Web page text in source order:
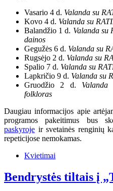
Vasario 4 d. Valanda su
Kovo 4 d. Valanda su
Balandžio 1 d. Valanda su
dainos
Gegužės 6 d. Valanda su
Rugsėjo 2 d. Valanda su
Spalio 7 d. Valanda su
Lapkričio 9 d. Valanda su
Gruodžio 2 d.
folkloras
Daugiau informacijos apie
programos pakeitimus bus
paskyroje ir svetainės renginių
repeticijose nemokamas.
Kvietimai
Bendrystės tiltais į